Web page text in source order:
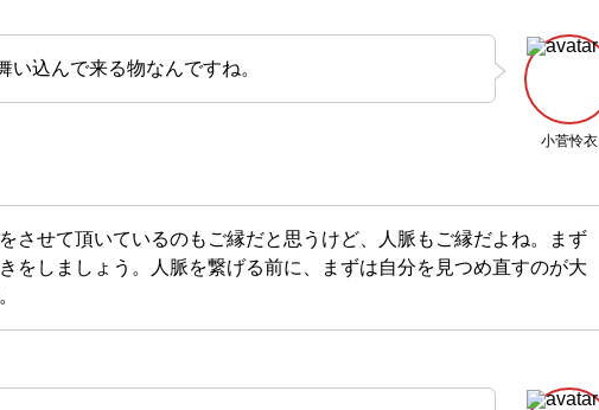
小菅怜衣
い込んで来る物なんですね。
させて頂いているのもご縁だと思うけど、人脈もご縁だよね。まず
をしましょう。人脈を繋げる前に、まずは自分を見つめ直すのが大